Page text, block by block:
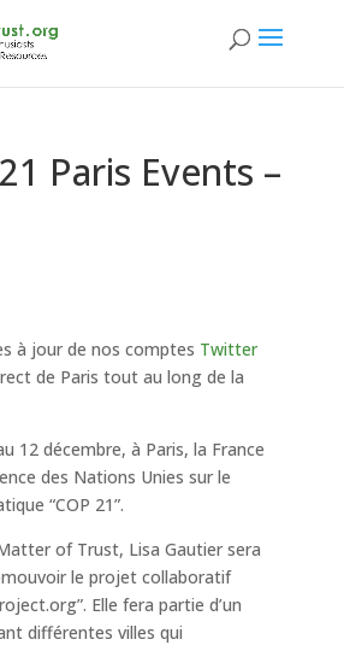
Paris Events –
à jour de nos comptes Twitter
de Paris tout au long de la
12 décembre, à Paris, la France
des Nations Unies sur le
“COP 21”.
of Trust, Lisa Gautier sera
le projet collaboratif
Elle fera partie d’un
différentes villes qui